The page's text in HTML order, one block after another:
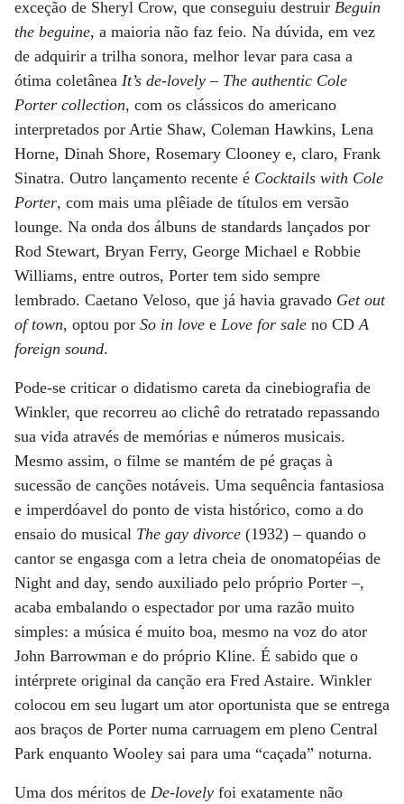
exceção de Sheryl Crow, que conseguiu destruir Beguin
the beguine, a maioria não faz feio. Na dúvida, em vez
de adquirir a trilha sonora, melhor levar para casa a
ótima coletânea It’s de-lovely – The authentic Cole
Porter collection, com os clássicos do americano
interpretados por Artie Shaw, Coleman Hawkins, Lena
Horne, Dinah Shore, Rosemary Clooney e, claro, Frank
Sinatra. Outro lançamento recente é Cocktails with Cole
Porter, com mais uma plêiade de títulos em versão
lounge. Na onda dos álbuns de standards lançados por
Rod Stewart, Bryan Ferry, George Michael e Robbie
Williams, entre outros, Porter tem sido sempre
lembrado. Caetano Veloso, que já havia gravado Get out
of town, optou por So in love e Love for sale no CDA
foreign sound.
Pode-se criticar o didatismo careta da cinebiografia de
Winkler, que recorreu ao clichê do retratado repassando
sua vida através de memórias e números musicais.
Mesmo assim, o filme se mantém de pé graças à
sucessão de canções notáveis. Uma sequência fantasiosa
e imperdóavel do ponto de vista histórico, como a do
ensaio do musical The gay divorce (1932) – quando o
cantor se engasga com a letra cheia de onomatopéias de
Night and day, sendo auxiliado pelo próprio Porter –,
acaba embalando o espectador por uma razão muito
simples: a música é muito boa, mesmo na voz do ator
John Barrowman e do próprio Kline. É sabido que o
intérprete original da canção era Fred Astaire. Winkler
colocou em seu lugart um ator oportunista que se entrega
aos braços de Porter numa carruagem em pleno Central
Park enquanto Wooley sai para uma “caçada” noturna.
Uma dos méritos de De-lovely foi exatamente não